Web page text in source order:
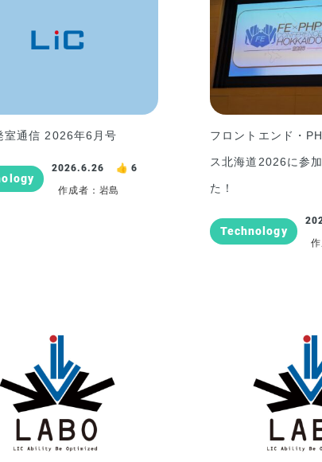
室通信 2026年6月号
2026.6.26
6
作成者：岩島
フロントエンド・
ス北海道2026に参
た！
Technology